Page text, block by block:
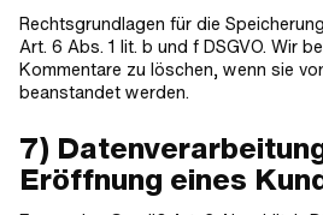
Rechtsgrundlagen für die
Art. 6 Abs. 1 lit. b und f DSGVO. Wir
Kommentare zu löschen, wenn sie
beanstandet werden.
7)
Eröffnung eines